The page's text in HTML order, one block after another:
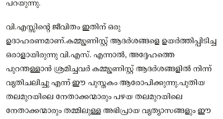
പറയുന്നു.
വി.എസ്സിന്റെ ജീവിതം ഇതിന് ഒരു
ഉദാഹരണമാണ്.കമ്മ്യൂണിസ്റ്റ് ആദർശങ്ങളെ ഉയർത്തിപ്പിടിച്ച
ഒരാളായിരുന്നു വി.എസ്. എന്നാൽ, അദ്ദേഹത്തെ
പുറന്തള്ളാൻ ശ്രമിച്ചവർ കമ്മ്യൂണിസ്റ്റ് ആദർശങ്ങളിൽ നിന്ന്
വ്യതിചലിച്ചു എന്ന് ഈ പുസ്തകം ആരോപിക്കുന്നു.പുതിയ
തലമുറയിലെ നേതാക്കന്മാരും പഴയ തലമുറയിലെ
നേതാക്കന്മാരും തമ്മിലുള്ള അഭിപ്രായ വ്യത്യാസങ്ങളും ഈ